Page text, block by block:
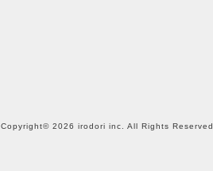
Copyright© 2026 irodori inc. All Rights Reserved.